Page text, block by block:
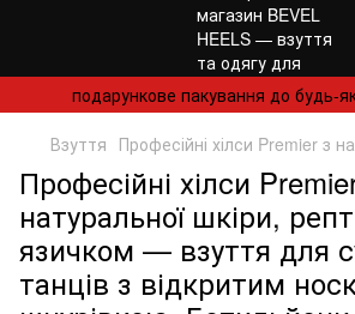
подарункове пакування до будь-
Взуття Професійні хілси Premier з
Професійні хілси
натуральної шкіри,
язичком — взуття для
танців з відкритим